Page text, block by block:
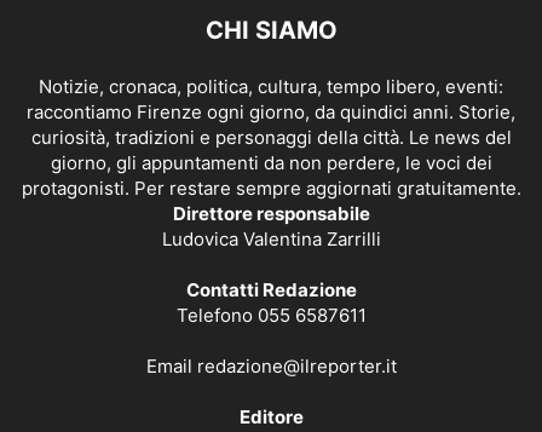
CHI SIAMO
Notizie, cronaca, politica, cultura, tempo libero, eventi:
raccontiamo Firenze ogni giorno, da quindici anni. Storie,
curiosità, tradizioni e personaggi della città. Le news del
giorno, gli appuntamenti da non perdere, le voci dei
protagonisti. Per restare sempre aggiornati gratuitamente.
Direttore responsabile
Ludovica Valentina Zarrilli
Contatti Redazione
Telefono 055 6587611
Email redazione@ilreporter.it
Editore